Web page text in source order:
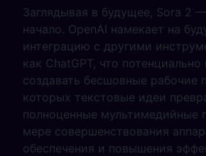
Заглядывая в будущее, Sora 2
начало. OpenAI намекает на
интеграцию с другими
как ChatGPT, что потенциально
создавать бесшовные рабочие
которых текстовые идеи
полноценные мультимедийные
мере совершенствования
обеспечения и повышения